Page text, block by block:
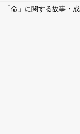
「命」に関する故事・成